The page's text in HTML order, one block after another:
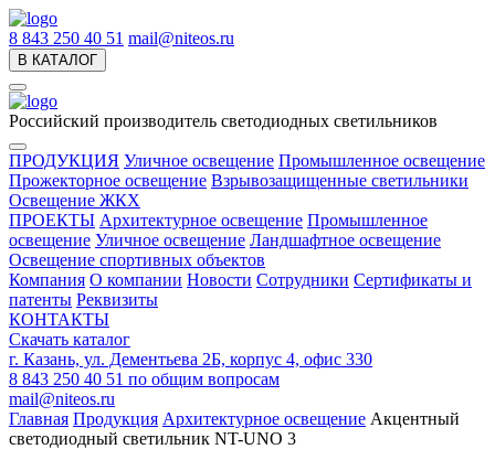
8 843 250 40 51 mail@niteos.ru
В КАТАЛОГ
Российский производитель светодиодных светильников
ПРОДУКЦИЯ Уличное освещение Промышленное освещение
Прожекторное освещение Взрывозащищенные светильники
Освещение ЖКХ
ПРОЕКТЫ Архитектурное освещение Промышленное
освещение Уличное освещение Ландшафтное освещение
Освещение спортивных объектов
Компания О компании Новости Сотрудники Сертификаты и
патенты Реквизиты
КОНТАКТЫ
Скачать каталог
г. Казань, ул. Дементьева 2Б, корпус 4, офис 330
8 843 250 40 51 по общим вопросам
mail@niteos.ru
Главная Продукция Архитектурное освещение Акцентный
светодиодный светильник NT-UNO 3